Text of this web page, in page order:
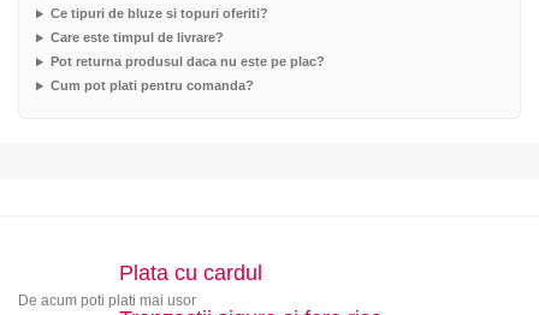
Ce tipuri de bluze si topuri oferiti?
Care este timpul de livrare?
Pot returna produsul daca nu este pe plac?
Cum pot plati pentru comanda?
Plata cu cardul
De acum poti plati mai usor